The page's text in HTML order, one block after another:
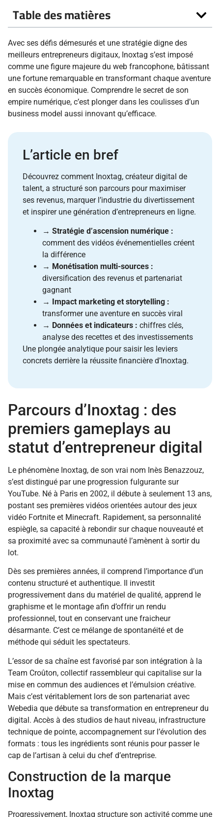
Table des matières
Avec ses défis démesurés et une stratégie digne des
meilleurs entrepreneurs digitaux, Inoxtag s’est imposé
comme une figure majeure du web francophone, bâtissant
une fortune remarquable en transformant chaque aventure
en succès économique. Comprendre le secret de son
empire numérique, c’est plonger dans les coulisses d’un
business model aussi innovant qu’efficace.
L’article en bref
Découvrez comment Inoxtag, créateur digital de
talent, a structuré son parcours pour maximiser
ses revenus, marquer l’industrie du divertissement
et inspirer une génération d’entrepreneurs en ligne.
→ Stratégie d’ascension numérique :
comment des vidéos événementielles créent
la différence
→ Monétisation multi-sources :
diversification des revenus et partenariat
gagnant
→ Impact marketing et storytelling :
transformer une aventure en succès viral
→ Données et indicateurs : chiffres clés,
analyse des recettes et des investissements
Une plongée analytique pour saisir les leviers
concrets derrière la réussite financière d’Inoxtag.
Parcours d’Inoxtag : des
premiers gameplays au
statut d’entrepreneur digital
Le phénomène Inoxtag, de son vrai nom Inès Benazzouz,
s’est distingué par une progression fulgurante sur
YouTube. Né à Paris en 2002, il débute à seulement 13 ans,
postant ses premières vidéos orientées autour des jeux
vidéo Fortnite et Minecraft. Rapidement, sa personnalité
espiègle, sa capacité à rebondir sur chaque nouveauté et
sa proximité avec sa communauté l’amènent à sortir du
lot.
Dès ses premières années, il comprend l’importance d’un
contenu structuré et authentique. Il investit
progressivement dans du matériel de qualité, apprend le
graphisme et le montage afin d’offrir un rendu
professionnel, tout en conservant une fraicheur
désarmante. C’est ce mélange de spontanéité et de
méthode qui séduit les spectateurs.
L’essor de sa chaîne est favorisé par son intégration à la
Team Croûton, collectif rassembleur qui capitalise sur la
mise en commun des audiences et l’émulsion créative.
Mais c’est véritablement lors de son partenariat avec
Webedia que débute sa transformation en entrepreneur du
digital. Accès à des studios de haut niveau, infrastructure
technique de pointe, accompagnement sur l’évolution des
formats : tous les ingrédients sont réunis pour passer le
cap de l’artisan à celui du chef d’entreprise.
Construction de la marque
Inoxtag
Progressivement, Inoxtag structure son activité comme une